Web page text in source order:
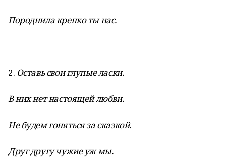
Породнила крепко ты нас.
2. Оставь свои глупые ласки.
В них нет настоящей любви.
Не будем гоняться за сказкой.
Друг другу чужие уж мы.